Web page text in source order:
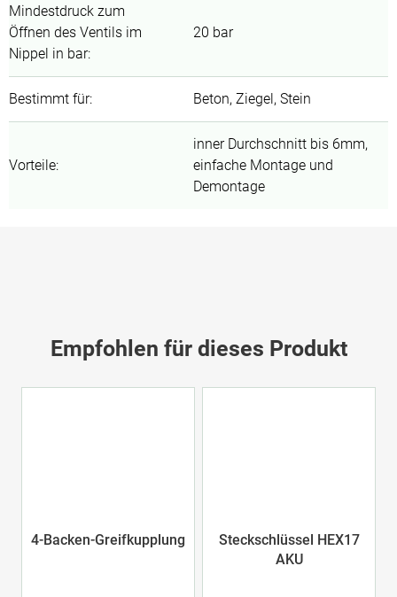
Mindestdruck zum
Öffnen des Ventils im
Nippel in bar:
20 bar
Bestimmt für: Beton, Ziegel, Stein
Vorteile:
inner Durchschnitt bis 6mm,
einfache Montage und
Demontage
Empfohlen für dieses Produkt
4-Backen-Greifkupplung
Steckschlüssel HEX17
AKU